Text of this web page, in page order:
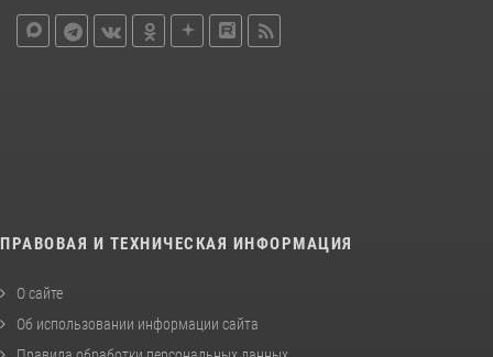
ПРАВОВАЯ И ТЕХНИЧЕСКАЯ ИНФОРМАЦИЯ
О сайте
Об использовании информации сайта